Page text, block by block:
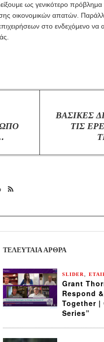
ως γενικότερο πρόβλημα
οικονομικών απατών.
στο ενδεχόμενο να
ΒΑΣΙΚΕΣ
ΤΙΣ
ΤΕΛΕΥΤΑΙΑ ΆΡΘΡΑ
SLIDER
Grant
Respond
Together |
Series”